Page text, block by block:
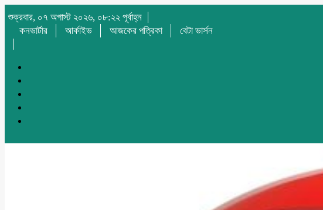
শুক্রবার, ০৭ অগাস্ট ২০২৬, ০৮:২২ পূর্বাহ্ন
কনভার্টার
আর্কাইভ আজকের পত্রিকা বেটা ভার্সন